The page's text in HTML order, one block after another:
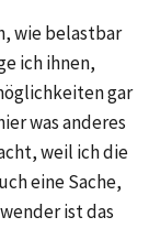
wie belastbar
ich ihnen,
gar
was anderes
weil ich die
eine Sache,
ist das